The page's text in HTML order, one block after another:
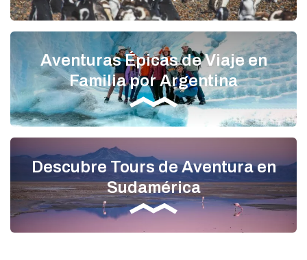
Aventuras Épicas de Viaje en
Familia por Argentina
Descubre Tours de Aventura en
Sudamérica